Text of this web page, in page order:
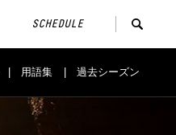
SCHEDULE
用語集 過去シーズン